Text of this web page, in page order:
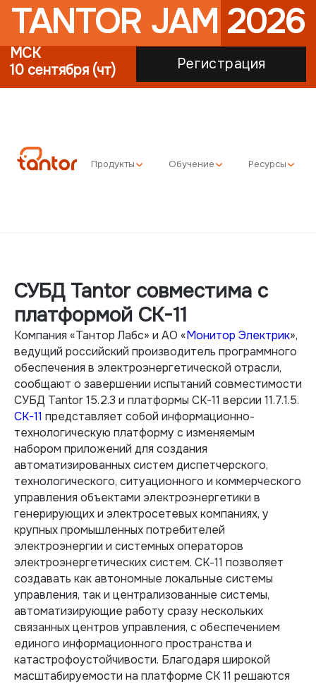
Регистрация
TANTOR JAM 2026
10 сентября (чт)
Продукты Обучение Ресурсы
СУБД Tantor совместима с
платформой CK-11
Компания «Тантор Лабс» и АО «Монитор Электрик»,
ведущий российский производитель программного
обеспечения в электроэнергетической отрасли,
сообщают о завершении испытаний совместимости
СУБД Tantor 15.2.3 и платформы CK-11 версии 11.7.1.5.
CK-11 представляет собой информационно-
технологическую платформу с изменяемым
набором приложений для создания
автоматизированных систем диспетчерского,
технологического, ситуационного и коммерческого
управления объектами электроэнергетики в
генерирующих и электросетевых компаниях, у
крупных промышленных потребителей
электроэнергии и системных операторов
электроэнергетических систем. СК-11 позволяет
создавать как автономные локальные системы
управления, так и централизованные системы,
автоматизирующие работу сразу нескольких
связанных центров управления, с обеспечением
единого информационного пространства и
катастрофоустойчивости. Благодаря широкой
масштабируемости на платформе СК 11 решаются